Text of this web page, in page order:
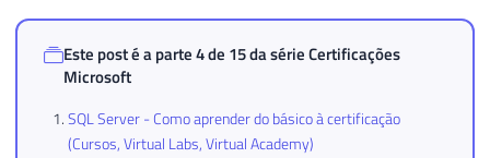
Este post é a parte 4 de 15 da sérieCertificações
Microsoft
SQL Server - Como aprender do básico à certificação
(Cursos, Virtual Labs, Virtual Academy)